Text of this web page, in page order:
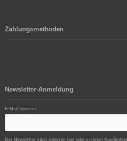
Zahlungsmethoden
Newsletter-Anmeldung
E-Mail-Adresse:
Der Newsletter kann jederzeit hier oder in Ihrem